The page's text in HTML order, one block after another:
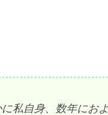
に私自身、数年にお